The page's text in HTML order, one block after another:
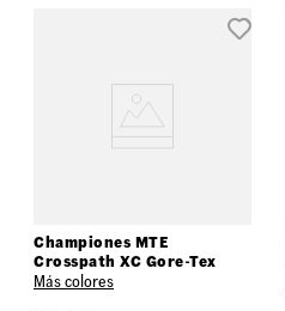
Championes MTE
Crosspath XC Gore-Tex
Más colores